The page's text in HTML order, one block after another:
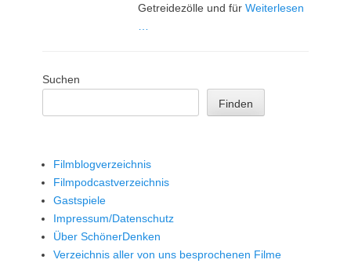
Getreidezölle und fürWeiterlesen
Suchen
Finden
Filmblogverzeichnis
Filmpodcastverzeichnis
Gastspiele
Impressum/Datenschutz
Über SchönerDenken
Verzeichnis aller von uns besprochenen Filme